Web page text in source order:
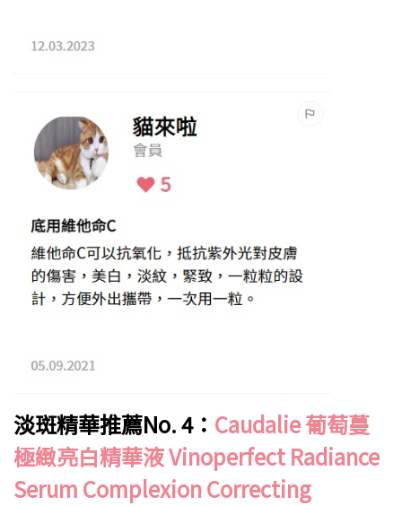
淡斑精華推薦No. 4： Caudalie 葡萄蔓
極緻亮白精華液 Vinoperfect Radiance
Serum Complexion Correcting